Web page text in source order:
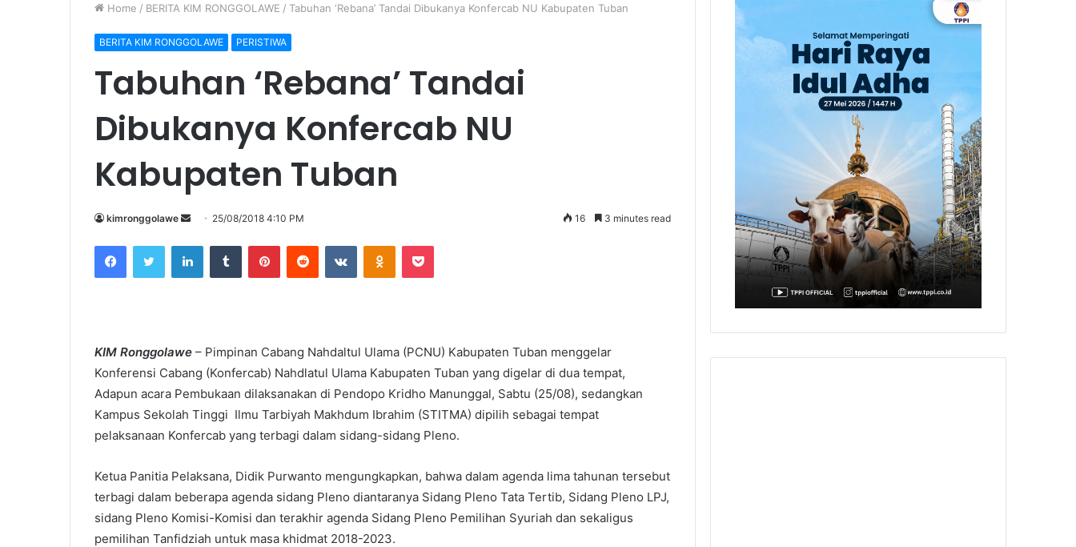
Home / BERITA KIM RONGGOLAWE / Tabuhan ‘Rebana’ Tandai Dibukanya Konfercab NU Kabupaten Tuban
BERITA KIM RONGGOLAWE PERISTIWA
Tabuhan ‘Rebana’ Tandai
Dibukanya Konfercab NU
Kabupaten Tuban
kimronggolawe
n
d
m
a
i
l
25/08/2018 4:10 PM 16 3 minutes read
KIM Ronggolawe – Pimpinan Cabang Nahdaltul Ulama (PCNU) Kabupaten Tuban menggelar
Konferensi Cabang (Konfercab) Nahdlatul Ulama Kabupaten Tuban yang digelar di dua tempat,
Adapun acara Pembukaan dilaksanakan di Pendopo Kridho Manunggal, Sabtu (25/08), sedangkan
Kampus Sekolah Tinggi Ilmu Tarbiyah Makhdum Ibrahim (STITMA) dipilih sebagai tempat
pelaksanaan Konfercab yang terbagi dalam sidang-sidang Pleno.
Ketua Panitia Pelaksana, Didik Purwanto mengungkapkan, bahwa dalam agenda lima tahunan tersebut
terbagi dalam beberapa agenda sidang Pleno diantaranya Sidang Pleno Tata Tertib, Sidang Pleno LPJ,
sidang Pleno Komisi-Komisi dan terakhir agenda Sidang Pleno Pemilihan Syuriah dan sekaligus
pemilihan Tanfidziah untuk masa khidmat 2018-2023.